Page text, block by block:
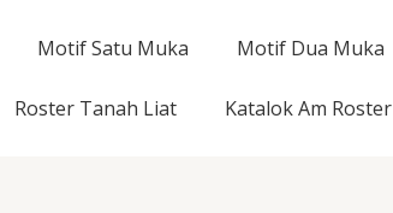
Motif Satu Muka Motif Dua Muka
Roster Tanah Liat Katalok Am Roster